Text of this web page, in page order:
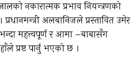
नकारात्मक प्रभाव नियन्त्रणको
। प्रधानमन्त्री अलबानिजले प्रस्तावित उमेर
महत्त्वपूर्ण र आमा –बाबासँग
प्रष्ट पार्नु भएको छ ।